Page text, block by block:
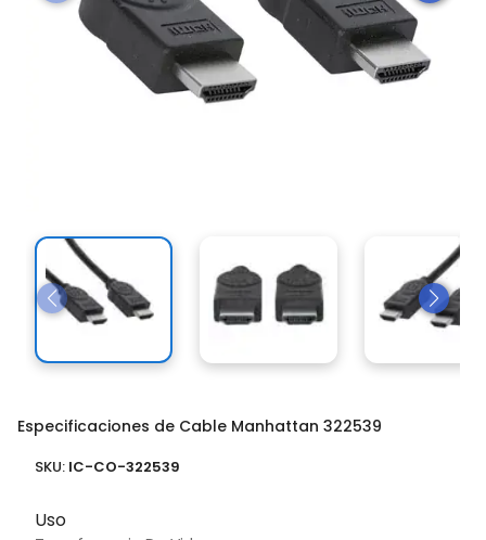
Especificaciones de Cable Manhattan 322539
SKU: IC-CO-322539
Uso